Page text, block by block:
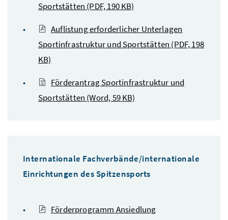
Sportstätten (PDF, 190 KB)
Auflistung erforderlicher Unterlagen
Sportinfrastruktur und Sportstätten (PDF, 198
KB)
Förderantrag Sportinfrastruktur und
Sportstätten (Word, 59 KB)
Internationale Fachverbände/internationale
Einrichtungen des Spitzensports
Förderprogramm Ansiedlung